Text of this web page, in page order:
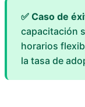
✅ Caso de
capacitación
horarios
la tasa de